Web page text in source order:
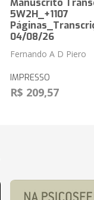
Manuscrito
5W2H_+1107
04/08/26
Fernando A D Piero
IMPRESSO
R$ 209,57